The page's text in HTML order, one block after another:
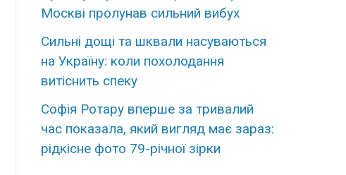
Москві пролунав сильний вибух
Сильні дощі та шквали насуваються
на Україну: коли похолодання
витіснить спеку
Софія Ротару вперше за тривалий
час показала, який вигляд має зараз:
рідкісне фото 79-річної зірки